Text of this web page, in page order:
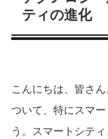
ティの進化
こんにちは、皆さ
ついて、特にスマ
う。スマートシテ